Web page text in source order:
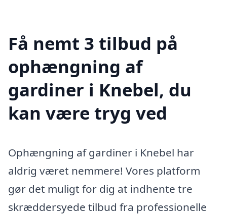
Få nemt 3 tilbud på
ophængning af
gardiner i Knebel, du
kan være tryg ved
Ophængning af gardiner i Knebel har
aldrig været nemmere! Vores platform
gør det muligt for dig at indhente tre
skræddersyede tilbud fra professionelle